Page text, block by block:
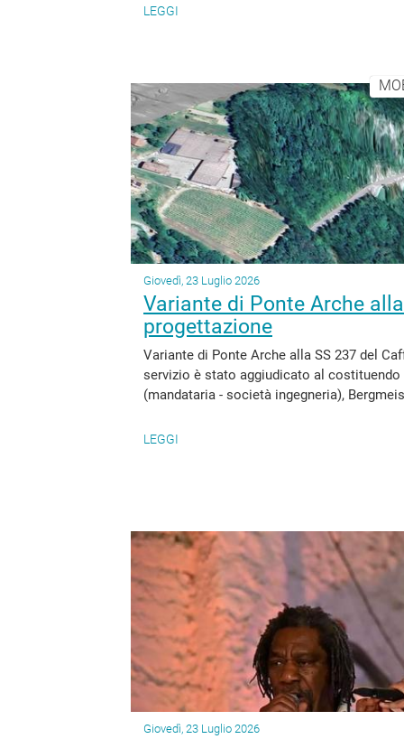
LEGGI
Giovedì, 23 Luglio 2026
Variante di Ponte Arche
progettazione
Variante di Ponte Arche alla SS 237 del
servizio è stato aggiudicato al costituendo
(mandataria - società ingegneria),
LEGGI
Giovedì, 23 Luglio 2026